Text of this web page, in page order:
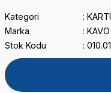
Kategori
Marka
KAVO
Stok Kodu